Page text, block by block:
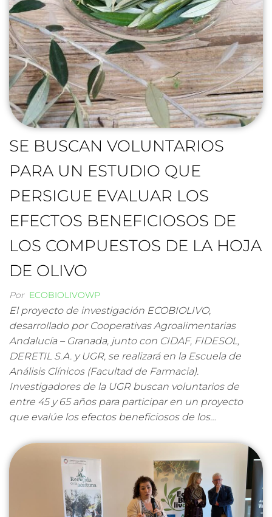
SE BUSCAN VOLUNTARIOS
PARA UN ESTUDIO QUE
PERSIGUE EVALUAR LOS
EFECTOS BENEFICIOSOS DE
LOS COMPUESTOS DE LA HOJA
DE OLIVO
Por ECOBIOLIVOWP
El proyecto de investigación ECOBIOLIVO,
desarrollado por Cooperativas Agroalimentarias
Andalucía – Granada, junto con CIDAF, FIDESOL,
DERETIL S.A. y UGR, se realizará en la Escuela de
Análisis Clínicos (Facultad de Farmacia).
Investigadores de la UGR buscan voluntarios de
entre 45 y 65 años para participar en un proyecto
que evalúe los efectos beneficiosos de los…